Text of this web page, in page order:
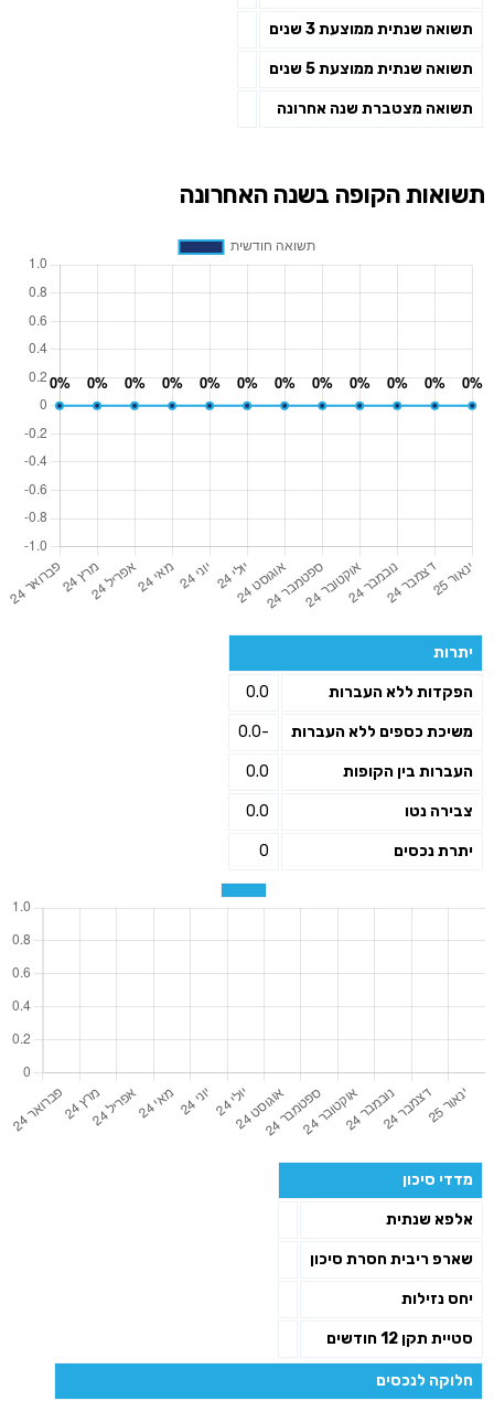
תשואה שנתית ממוצעת 3 שנים
תשואה שנתית ממוצעת 5 שנים
תשואה מצטברת שנה אחרונה
תשואות הקופה בשנה האחרונה
יתרות
הפקדות ללא העברות 0.0
משיכת כספים ללא העברות -0.0
העברות בין הקופות 0.0
צבירה נטו 0.0
יתרת נכסים 0
מדדי סיכון
אלפא שנתית
שארפ ריבית חסרת סיכון
יחס נזילות
סטיית תקן 12 חודשים
חלוקה לנכסים